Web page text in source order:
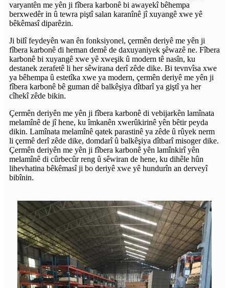
varyantên me yên ji fîbera karbonê bi awayekî bêhempa
berxwedêr in û tewra piştî salan karanînê jî xuyangê xwe yê
bêkêmasî diparêzin.
Ji bilî feydeyên wan ên fonksiyonel, çermên deriyê me yên ji
fîbera karbonê di heman demê de daxuyaniyek şêwazê ne. Fîbera
karbonê bi xuyangê xwe yê xweşik û modern tê nasîn, ku
destanek zerafetê li her sêwirana derî zêde dike. Bi tevnvîsa xwe
ya bêhempa û estetîka xwe ya modern, çermên deriyê me yên ji
fîbera karbonê bê guman dê balkêşiya dîtbarî ya giştî ya her
cîhekî zêde bikin.
Çermên deriyên me yên ji fîbera karbonê di vebijarkên lamînata
melamînê de jî hene, ku îmkanên xwerûkirinê yên bêtir peyda
dikin. Lamînata melamînê qatek parastinê ya zêde û rûyek nerm
li çermê derî zêde dike, domdarî û balkêşiya dîtbarî misoger dike.
Çermên deriyên me yên ji fîbera karbonê yên lamînkirî yên
melamînê di cûrbecûr reng û sêwiran de hene, ku dihêle hûn
lihevhatina bêkêmasî ji bo deriyê xwe yê hundurîn an derveyî
bibînin.